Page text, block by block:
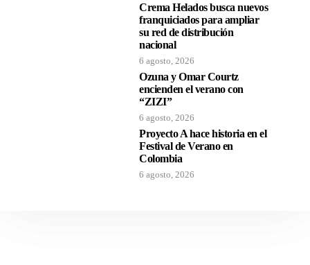
Crema Helados busca nuevos
franquiciados para ampliar
su red de distribución
nacional
6 agosto, 2026
Ozuna y Omar Courtz
encienden el verano con
“ZIZI”
6 agosto, 2026
Proyecto A hace historia en el
Festival de Verano en
Colombia
6 agosto, 2026